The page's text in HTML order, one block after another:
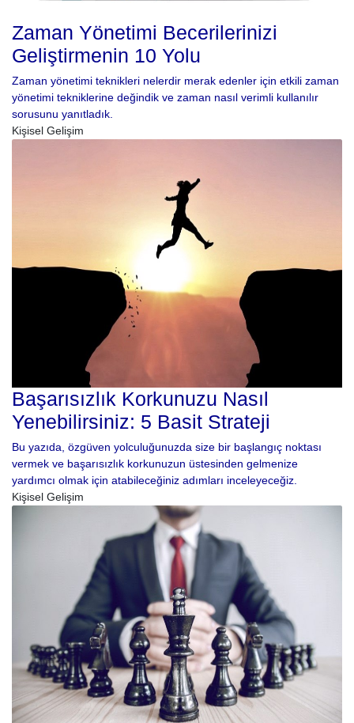
Zaman Yönetimi Becerilerinizi
Geliştirmenin 10 Yolu
Zaman yönetimi teknikleri nelerdir merak edenler için etkili zaman
yönetimi tekniklerine değindik ve zaman nasıl verimli kullanılır
sorusunu yanıtladık.
Kişisel Gelişim
Başarısızlık Korkunuzu Nasıl
Yenebilirsiniz: 5 Basit Strateji
Bu yazıda, özgüven yolculuğunuzda size bir başlangıç ​​noktası
vermek ve başarısızlık korkunuzun üstesinden gelmenize
yardımcı olmak için atabileceğiniz adımları inceleyeceğiz.
Kişisel Gelişim